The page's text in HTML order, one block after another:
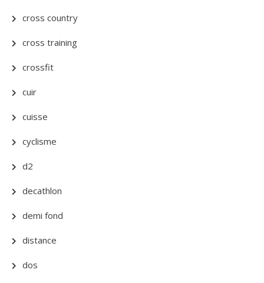
cross country
cross training
crossfit
cuir
cuisse
cyclisme
d2
decathlon
demi fond
distance
dos